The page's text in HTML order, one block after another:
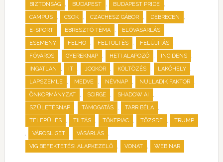
BIZTONSÁG , BUDAPEST , BUDAPEST PRIDE ,
CAMPUS , CSOK , CZACHESZ GÁBOR , DEBRECEN ,
E-SPORT , ÉBRESZTŐ TÉMA , ELŐVÁSÁRLÁS ,
ESEMÉNY , FELHŐ , FELTÖLTÉS , FELÚJÍTÁS ,
FŐVÁROS , GYEREKNAP , HETI ALAPOZÓ , INCIDENS ,
INGATLAN , IT , JOGKÖR , KÖLTÖZÉS , LAKÓHELY ,
LAPSZEMLE , MEDVE , NÉVNAP , NULLADIK FAKTOR ,
ÖNKORMÁNYZAT , SCIRGE , SHADOW AI ,
SZÜLETÉSNAP , TÁMOGATÁS , TARR BÉLA ,
TELEPÜLÉS , TILTÁS , TŐKEPIAC , TŐZSDE , TRUMP
, VÁROSLIGET , VÁSÁRLÁS ,
VIG BEFEKTETÉSI ALAPKEZELŐ , VONAT , WEBINAR